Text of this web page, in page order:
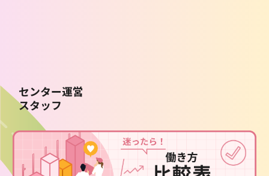
センター運営
スタッフ